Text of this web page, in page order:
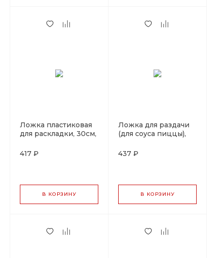
Ложка пластиковая
для раскладки, 30см,
417 ₽
В КОРЗИНУ
Ложка для раздачи
(для соуса пиццы),
ручка желтая, P.L.
437 ₽
В КОРЗИНУ